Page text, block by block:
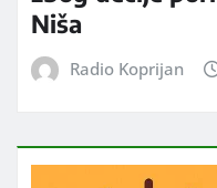
Niša
Radio Koprijan